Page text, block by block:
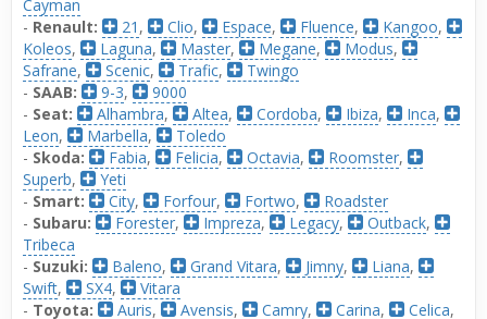
Cayman
- Renault: 21 , Clio, Espace, Fluence, Kangoo,
Koleos, Laguna, Master, Megane, Modus,
Safrane, Scenic, Trafic,
Twingo
- SAAB: 9-3,
9000
- Seat: Alhambra, Altea, Cordoba, Ibiza, Inca,
Leon, Marbella,
Toledo
- Skoda: Fabia, Felicia, Octavia, Roomster,
Superb,
Yeti
- Smart: City, Forfour, Fortwo,
Roadster
- Subaru: Forester, Impreza, Legacy, Outback,
Tribeca
- Suzuki: Baleno, Grand Vitara, Jimny, Liana,
Swift, SX4,
Vitara
- Toyota: Auris, Avensis, Camry, Carina, Celica,